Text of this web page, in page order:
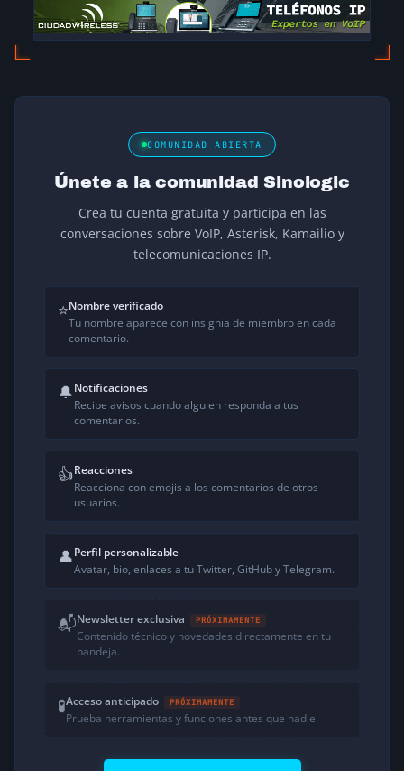
COMUNIDAD ABIERTA
Únete a la comunidad Sinologic
Crea tu cuenta gratuita y participa en las
conversaciones sobre VoIP, Asterisk, Kamailio y
telecomunicaciones IP.
⭐Nombre verificado
Tu nombre aparece con insignia de miembro en cada
comentario.
🔔Notificaciones
Recibe avisos cuando alguien responda a tus
comentarios.
👍Reacciones
Reacciona con emojis a los comentarios de otros
usuarios.
👤Perfil personalizable
Avatar, bio, enlaces a tu Twitter, GitHub y Telegram.
📬Newsletter exclusiva PRÓXIMAMENTE
Contenido técnico y novedades directamente en tu
bandeja.
🧪Acceso anticipado PRÓXIMAMENTE
Prueba herramientas y funciones antes que nadie.